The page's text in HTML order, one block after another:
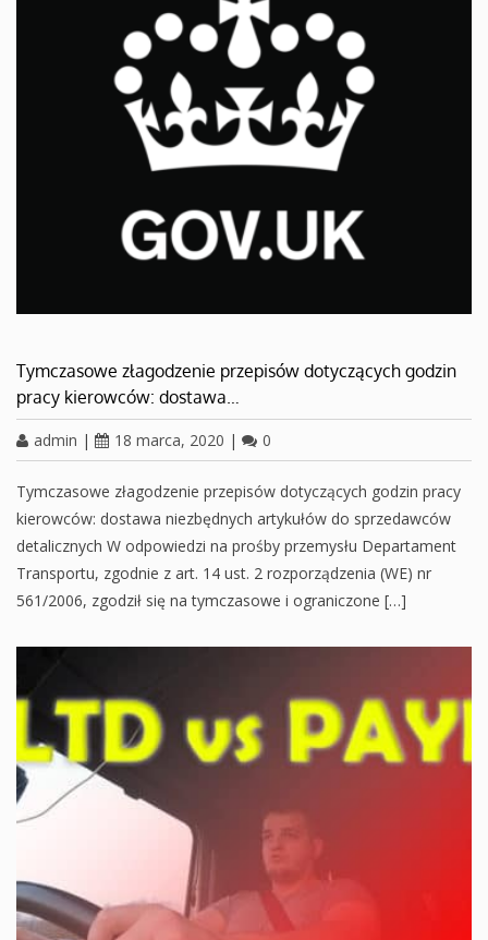
Tymczasowe złagodzenie przepisów dotyczących godzin
pracy kierowców: dostawa…
admin | 18 marca, 2020 | 0
Tymczasowe złagodzenie przepisów dotyczących godzin pracy
kierowców: dostawa niezbędnych artykułów do sprzedawców
detalicznych W odpowiedzi na prośby przemysłu Departament
Transportu, zgodnie z art. 14 ust. 2 rozporządzenia (WE) nr
561/2006, zgodził się na tymczasowe i ograniczone […]